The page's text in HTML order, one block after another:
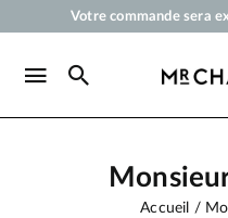
Votre commande sera
Livraison
Accueil